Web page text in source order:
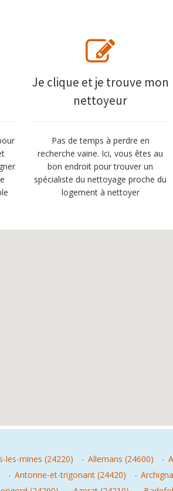
Je clique et je trouve mon
nettoyeur
Pas de temps à perdre en
recherche vaine. Ici, vous êtes au
bon endroit pour trouver un
spécialiste du nettoyage proche du
logement à nettoyer
les-mines (24220) - Allemans (24600) -
- Antonne-et-trigonant (24420) -